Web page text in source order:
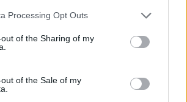
website/app uses one or more Google
visit or usage behaviour. You may click to
to Google and its third-party tags to
specified purposes in below Google
Processing Opt Outs
of the Sharing of my
of the Sale of my